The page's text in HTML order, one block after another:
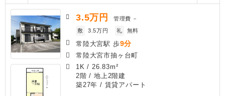
3.5万円 管理費 －
敷
3.5万円 礼 無料
常陸大宮駅 歩9分
常陸大宮市抽ヶ台町
1K / 26.83m²
2階 / 地上2階建
築27年 / 賃貸アパート